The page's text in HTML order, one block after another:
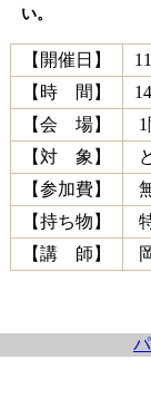
い。
【開催日】
【時 間】
【会 場】
【対 象】
【参加費】
【持ち物】
【講 師】